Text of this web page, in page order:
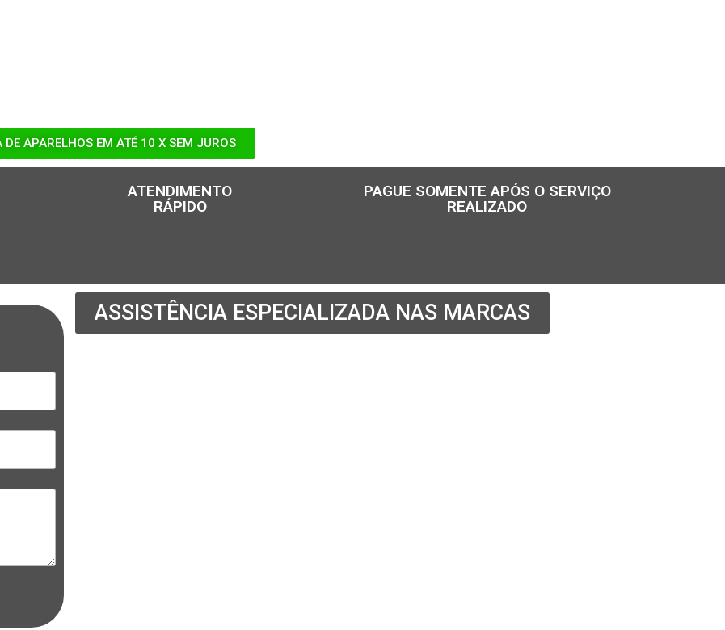
DE APARELHOS EM ATÉ 10 X SEM JUROS
ATENDIMENTO
RÁPIDO
PAGUE SOMENTE APÓS O SERVIÇO
REALIZADO
ASSISTÊNCIA ESPECIALIZADA NAS MARCAS